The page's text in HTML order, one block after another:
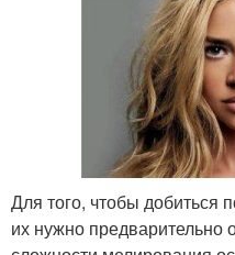
Эффективная маска
Питательная маска
Для того, чтобы добиться
их нужно предварительно